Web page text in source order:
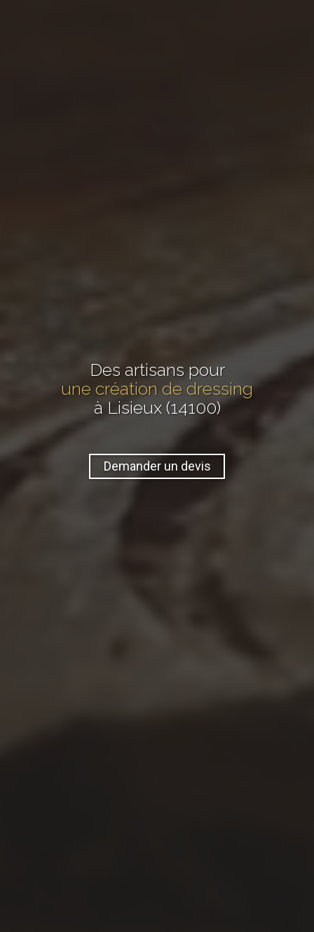
Des artisans pour
une création de dressing
à Lisieux (14100)
Demander un devis